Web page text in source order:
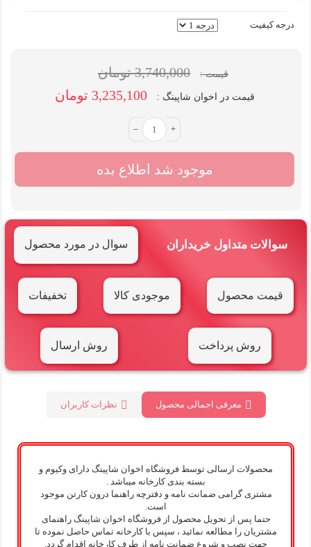
درجه کیفیت
قیمت : 3,740,000 تومان
قیمت در اخوان شاپینگ : 3,235,100 تومان
– +
موجود شد اطلاع بده
سوالات متداول خریداران سوال در مورد محصول
قیمت محصول موجودی کالا تخفیفات
روش پرداخت روش ارسال
معرفی اجمالی محصول نظرات کاربران
محصولات ارسالی توسط فروشگاه اخوان شاپینگ دارای وکیوم و
بسته بندی کارخانه میباشد .
مشتری گرامی ضمانت نامه و دفترچه راهنما درون کارتن موجود
است.
حتما پس از تحویل محصول از فروشگاه اخوان شاپینگ راهنمای
مشتریان را مطالعه نمائید ، سپس با کارخانه تماس حاصل نموده تا
جهت نصب و شروع ضمانت نامه از طرف کارخانه اقدام گردد.